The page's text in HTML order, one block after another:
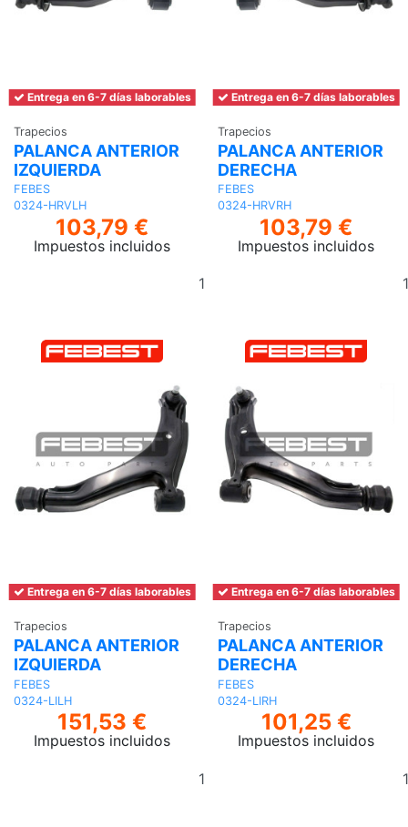
Entrega en 6-7 días laborables
Trapecios
PALANCA ANTERIOR
IZQUIERDA
FEBES
0324-HRVLH
103,79 €
Impuestos incluidos
Entrega en 6-7 días laborables
Trapecios
PALANCA ANTERIOR
DERECHA
FEBES
0324-HRVRH
103,79 €
Impuestos incluidos
Entrega en 6-7 días laborables
Trapecios
PALANCA ANTERIOR
IZQUIERDA
FEBES
0324-LILH
151,53 €
Impuestos incluidos
Entrega en 6-7 días laborables
Trapecios
PALANCA ANTERIOR
DERECHA
FEBES
0324-LIRH
101,25 €
Impuestos incluidos